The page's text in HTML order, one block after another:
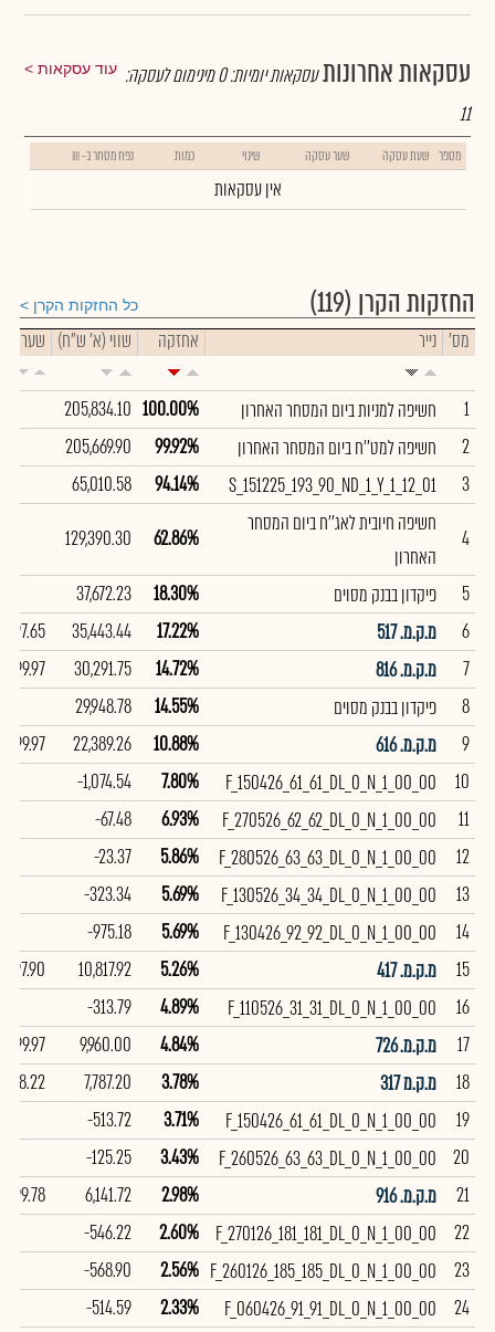
עסקאות אחרונות עוד עסקאות עסקאות יומיות:0מינימום לעסקה:
11
מספר שעת עסקה שער עסקה שינוי כמות נפח מסחר ב- ₪
אין עסקאות
החזקות הקרן (119) כל החזקות הקרן
מס' נייר אחזקה שווי (א' ש"ח) שער
1 חשיפה למניות ביום המסחר האחרון 100.00%
205,834.10
2
חשיפה למט''ח ביום המסחר האחרון 99.92%
205,669.90
3
S_151225_193_90_ND_1_Y_1_12_01
94.14%
65,010.58
4
חשיפה חיובית לאג''ח ביום המסחר
האחרון
62.86%
129,390.30
5
פיקדון בבנק מסוים 18.30%
37,672.23
6
מ.ק.מ. 517 17.22%
35,443.44
97.65
7
מ.ק.מ. 816 14.72%
30,291.75
99.97
8
פיקדון בבנק מסוים 14.55%
29,948.78
9
מ.ק.מ. 616 10.88%
22,389.26
99.97
10
F_150426_61_61_DL_0_N_1_00_00
7.80%
-1,074.54
11
F_270526_62_62_DL_0_N_1_00_00
6.93%
-67.48
12
F_280526_63_63_DL_0_N_1_00_00
5.86%
-23.37
13
F_130526_34_34_DL_0_N_1_00_00
5.69%
-323.34
14
F_130426_92_92_DL_0_N_1_00_00
5.69%
-975.18
15
מ.ק.מ. 417 5.26%
10,817.92
97.90
16
F_110526_31_31_DL_0_N_1_00_00
4.89%
-313.79
17
מ.ק.מ. 726 4.84%
9,960.00
99.97
18
מ.ק.מ 317 3.78%
7,787.20
98.22
19
F_150426_61_61_DL_0_N_1_00_00
3.71%
-513.72
20
F_260526_63_63_DL_0_N_1_00_00
3.43%
-125.25
21
מ.ק.מ. 916 2.98%
6,141.72
99.78
22
F_270126_181_181_DL_0_N_1_00_00
2.60%
-546.22
23
F_260126_185_185_DL_0_N_1_00_00
2.56%
-568.90
24
F_060426_91_91_DL_0_N_1_00_00
2.33%
-514.59